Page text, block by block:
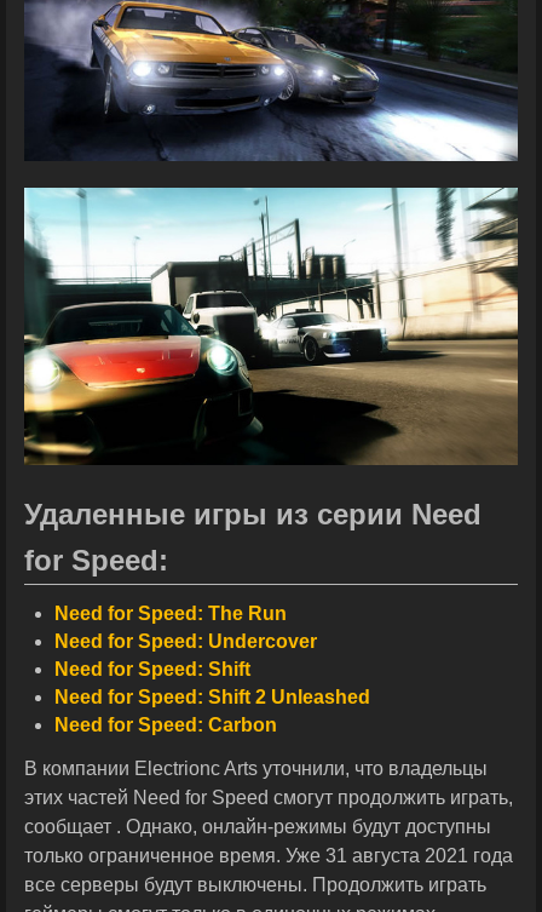
Удаленные игры из серии Need
for Speed:
Need for Speed: The Run
Need for Speed: Undercover
Need for Speed: Shift
Need for Speed: Shift 2 Unleashed
Need for Speed: Carbon
В компании Electrionc Arts уточнили, что владельцы
этих частей Need for Speed смогут продолжить играть,
сообщает . Однако, онлайн-режимы будут доступны
только ограниченное время. Уже 31 августа 2021 года
все серверы будут выключены. Продолжить играть